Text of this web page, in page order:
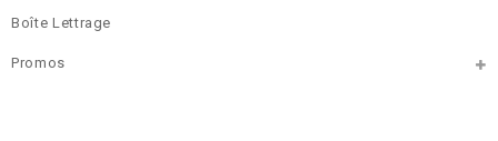
Boîte Lettrage
Promos